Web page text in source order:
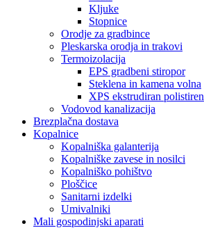
Kljuke
Stopnice
Orodje za gradbince
Pleskarska orodja in trakovi
Termoizolacija
EPS gradbeni stiropor
Steklena in kamena volna
XPS ekstrudiran polistiren
Vodovod kanalizacija
Brezplačna dostava
Kopalnice
Kopalniška galanterija
Kopalniške zavese in nosilci
Kopalniško pohištvo
Ploščice
Sanitarni izdelki
Umivalniki
Mali gospodinjski aparati